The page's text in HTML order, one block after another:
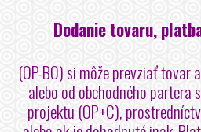
Dodanie tovaru,
(OP-BO) si môže prevziať tovar
alebo od obchodného
projektu (OP+C),